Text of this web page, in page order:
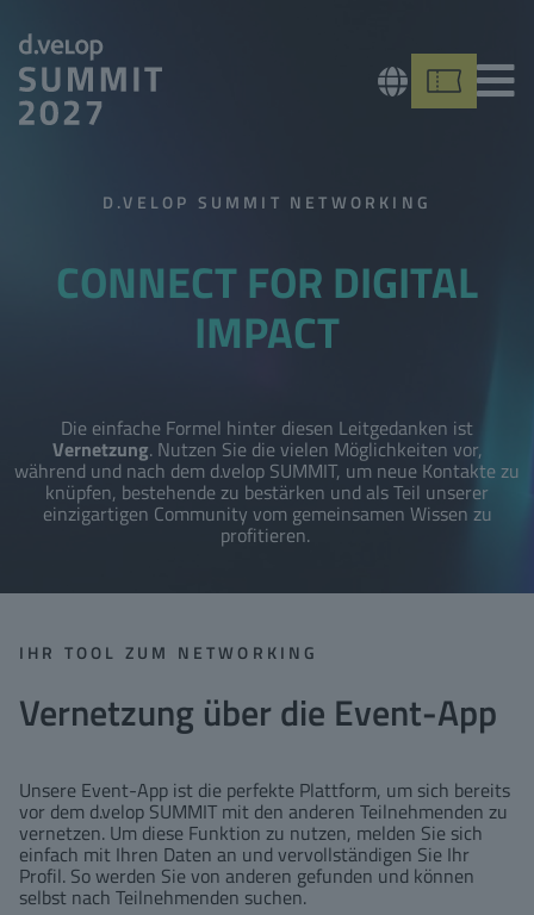
D.VELOP SUMMIT NETWORKING
CONNECT FOR DIGITAL
IMPACT
Die einfache Formel hinter diesen Leitgedanken ist
Vernetzung. Nutzen Sie die vielen Möglichkeiten vor,
während und nach dem d.velop SUMMIT, um neue Kontakte zu
knüpfen, bestehende zu bestärken und als Teil unserer
einzigartigen Community vom gemeinsamen Wissen zu
profitieren.
IHR TOOL ZUM NETWORKING
Vernetzung über die Event-App
Unsere Event-App ist die perfekte Plattform, um sich bereits
vor dem d.velop SUMMIT mit den anderen Teilnehmenden zu
vernetzen. Um diese Funktion zu nutzen, melden Sie sich
einfach mit Ihren Daten an und vervollständigen Sie Ihr
Profil. So werden Sie von anderen gefunden und können
selbst nach Teilnehmenden suchen.